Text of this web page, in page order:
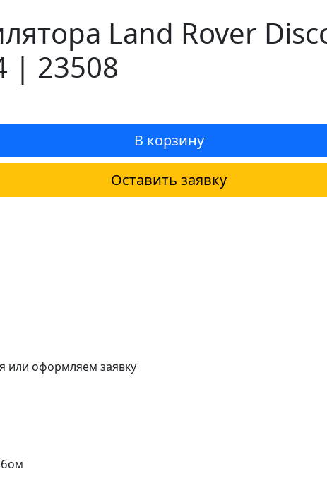
Land Rover
| 23508
В корзину
Оставить заявку
или оформляем заявку